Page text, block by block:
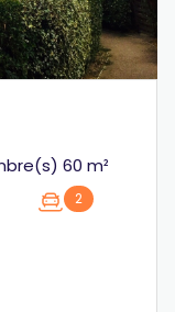
Rez de jardin 3 pièce(s) 2 chambre(s) 60 m²
2